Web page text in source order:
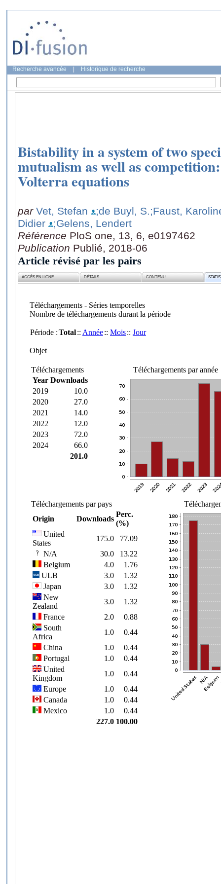
Recherche avancée Historique de recherche
Bistability in a system of two
mutualism as well as
Volterra equations
par Vet, Stefan ;de Buyl, S.;Faust,
Didier
;Gelens, Lendert
Référence PloS one, 13, 6, e0197462
Publication Publié, 2018-06
Article révisé par les pairs
ACCÈS EN LIGNE DÉTAILS CONTENU